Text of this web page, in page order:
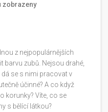
zobrazeny
z nejpopulárnějších
barvu zubů. Nejsou drahé,
dá se s nimi pracovat v
účinné? A co když
korunky? Víte, co se
s bělící látkou?